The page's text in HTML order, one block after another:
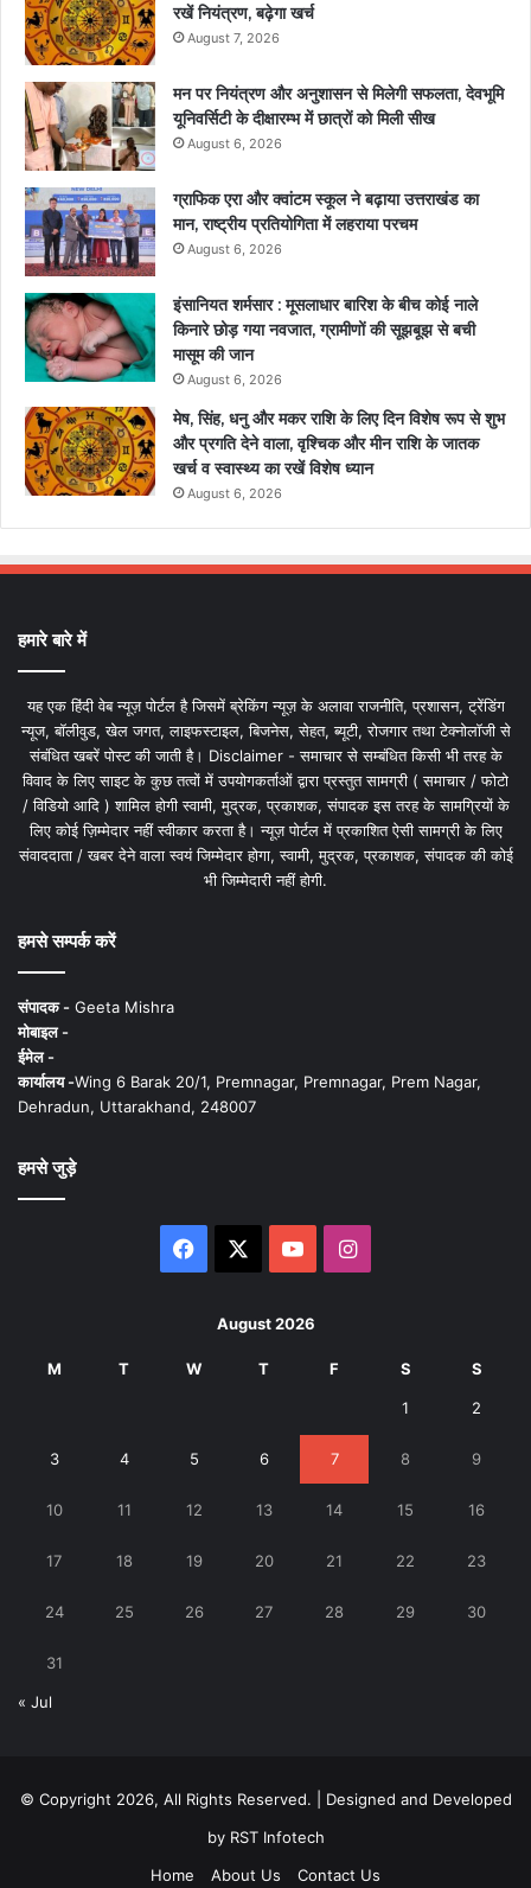
रखें नियंत्रण, बढ़ेगा खर्च
August 7, 2026
मन पर नियंत्रण और अनुशासन से मिलेगी सफलता, देवभूमि
यूनिवर्सिटी के दीक्षारम्भ में छात्रों को मिली सीख
August 6, 2026
ग्राफिक एरा और क्वांटम स्कूल ने बढ़ाया उत्तराखंड का
मान, राष्ट्रीय प्रतियोगिता में लहराया परचम
August 6, 2026
इंसानियत शर्मसार : मूसलाधार बारिश के बीच कोई नाले
किनारे छोड़ गया नवजात, ग्रामीणों की सूझबूझ से बची
मासूम की जान
August 6, 2026
मेष, सिंह, धनु और मकर राशि के लिए दिन विशेष रूप से शुभ
और प्रगति देने वाला, वृश्चिक और मीन राशि के जातक
खर्च व स्वास्थ्य का रखें विशेष ध्यान
August 6, 2026
हमारे बारे में
यह एक हिंदी वेब न्यूज़ पोर्टल है जिसमें ब्रेकिंग न्यूज़ के अलावा राजनीति, प्रशासन, ट्रेंडिंग
न्यूज, बॉलीवुड, खेल जगत, लाइफस्टाइल, बिजनेस, सेहत, ब्यूटी, रोजगार तथा टेक्नोलॉजी से
संबंधित खबरें पोस्ट की जाती है। Disclaimer - समाचार से सम्बंधित किसी भी तरह के
विवाद के लिए साइट के कुछ तत्वों में उपयोगकर्ताओं द्वारा प्रस्तुत सामग्री ( समाचार / फोटो
/ विडियो आदि ) शामिल होगी स्वामी, मुद्रक, प्रकाशक, संपादक इस तरह के सामग्रियों के
लिए कोई ज़िम्मेदार नहीं स्वीकार करता है। न्यूज़ पोर्टल में प्रकाशित ऐसी सामग्री के लिए
संवाददाता / खबर देने वाला स्वयं जिम्मेदार होगा, स्वामी, मुद्रक, प्रकाशक, संपादक की कोई
भी जिम्मेदारी नहीं होगी.
हमसे सम्पर्क करें
संपादक - Geeta Mishra
मोबाइल -
ईमेल -
कार्यालय -Wing 6 Barak 20/1, Premnagar, Premnagar, Prem Nagar,
Dehradun, Uttarakhand, 248007
हमसे जुड़े
Facebook YouTubeInstagram
August 2026
M T W T F S S
1 2
3 4 5 6 7 8 9
10 11 12 13 14 15 16
17 18 19 20 21 22 23
24 25 26 27 28 29 30
31
« Jul
© Copyright 2026, All Rights Reserved. | Designed and Developed
byRST Infotech
Home
About Us Contact Us